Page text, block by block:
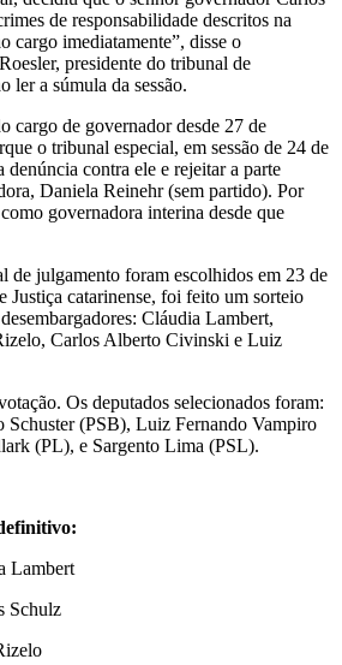
de responsabilidade descritos na
cargo imediatamente”, disse o
presidente do tribunal de
ler a súmula da sessão.
cargo de governador desde 27 de
o tribunal especial, em sessão de 24 de
contra ele e rejeitar a parte
Daniela Reinehr (sem partido). Por
governadora interina desde que
de julgamento foram escolhidos em 23 de
Justiça catarinense, foi feito um sorteio
Cláudia Lambert,
Carlos Alberto Civinski e Luiz
Os deputados selecionados foram:
Schuster (PSB), Luiz Fernando Vampiro
(PL), e Sargento Lima (PSL).
Lambert
Schulz